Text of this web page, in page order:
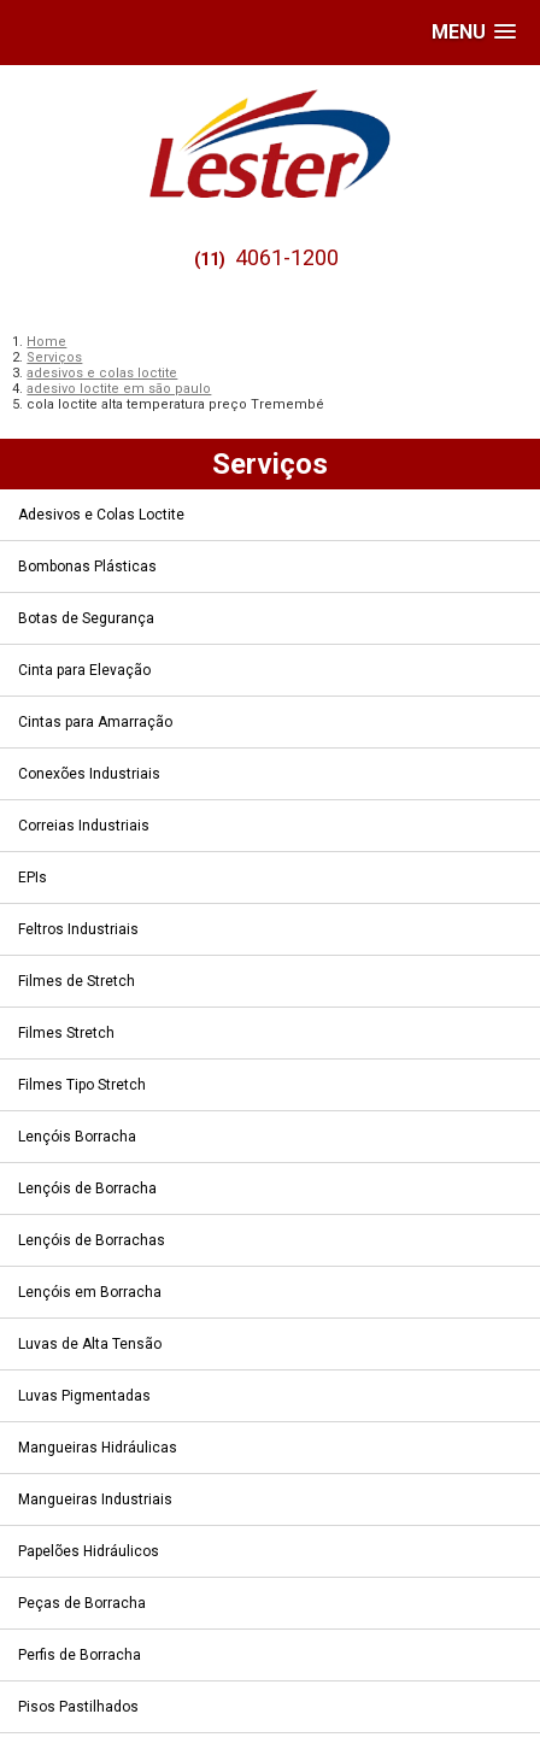
MENU
(11) 4061-1200
Home
Serviços
adesivos e colas loctite
adesivo loctite em são paulo
cola loctite alta temperatura preço Tremembé
Serviços
Adesivos e Colas Loctite
Bombonas Plásticas
Botas de Segurança
Cinta para Elevação
Cintas para Amarração
Conexões Industriais
Correias Industriais
EPIs
Feltros Industriais
Filmes de Stretch
Filmes Stretch
Filmes Tipo Stretch
Lençóis Borracha
Lençóis de Borracha
Lençóis de Borrachas
Lençóis em Borracha
Luvas de Alta Tensão
Luvas Pigmentadas
Mangueiras Hidráulicas
Mangueiras Industriais
Papelões Hidráulicos
Peças de Borracha
Perfis de Borracha
Pisos Pastilhados